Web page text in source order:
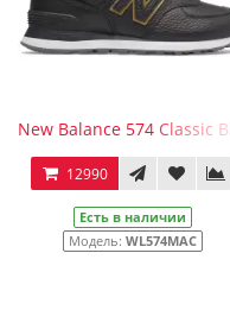
New Balance 574 Classic
12990
Есть в наличии
Модель: WL574MAC